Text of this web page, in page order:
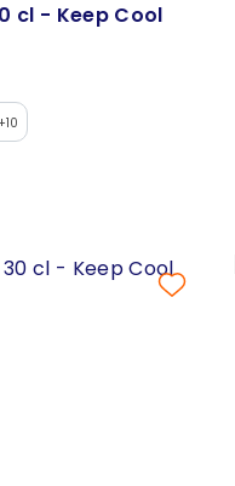
cl - Keep Cool
+10